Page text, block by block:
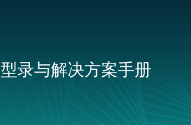
录与解决方案手册